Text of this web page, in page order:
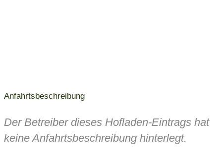
Anfahrtsbeschreibung
Der Betreiber dieses Hofladen-Eintrags hat
keine Anfahrtsbeschreibung hinterlegt.